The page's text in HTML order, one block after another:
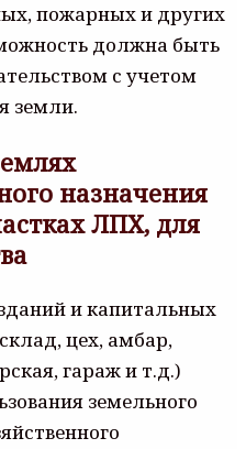
пожарных и других
должна быть
с учетом
земли.
назначения
ЛПХ, для
и капитальных
цех, амбар,
гараж и т.д.)
земельного